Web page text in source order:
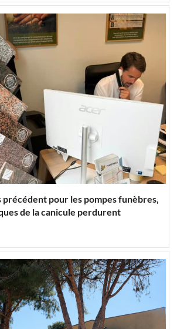
précédent pour les pompes funèbres,
de la canicule perdurent